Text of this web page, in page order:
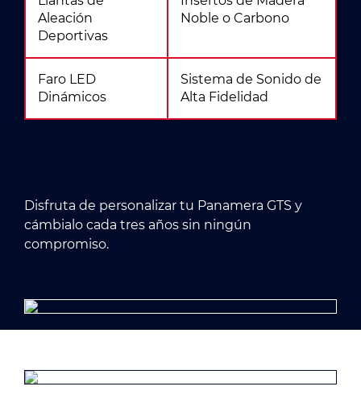
Aleación
Deportivas
Noble o Carbono
Faro LED
Dinámicos
Sistema de Sonido de
Alta Fidelidad
Disfruta de personalizar tu Panamera GTS y
cámbialo cada tres años sin ningún
compromiso.